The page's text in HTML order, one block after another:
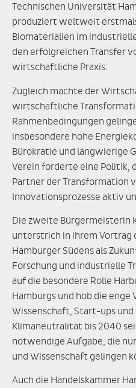
Technischen Universität
produziert weltweit
Biomaterialien im
den erfolgreichen Transfer
wirtschaftliche Praxis.
Zugleich machte der
wirtschaftliche
Rahmenbedingungen
insbesondere hohe
Bürokratie und langwierige
Verein forderte eine Politik,
Partner der Transformation
Innovationsprozesse aktiv
Die zweite Bürgermeisterin
unterstrich in ihrem Vortrag
Hamburger Südens als
Forschung und industrielle
auf die besondere Rolle
Hamburgs und hob die enge
Wissenschaft, Start-ups
Klimaneutralität bis 2040
notwendige Aufgabe, die
und Wissenschaft gelingen
Auch die Handelskammer